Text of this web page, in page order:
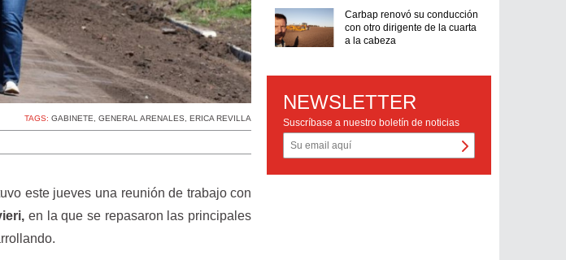
TAGS:GABINETE ,GENERAL ARENALES ,ERICA REVILLA
este jueves una reunión de trabajo con
en la que se repasaron las principales
Carbap renovó su conducción
con otro dirigente de la cuarta
a la cabeza
NEWSLETTER
Suscríbase a nuestro boletín de noticias